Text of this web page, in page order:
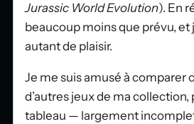
Jurassic World Evolution). En
beaucoup moins que prévu, et
autant de plaisir.
Je me suis amusé à comparer
d’autres jeux de ma collection,
tableau — largement